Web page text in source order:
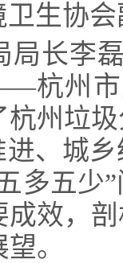
协会
局长李
杭州
州垃
进、城
多五少
效，
。